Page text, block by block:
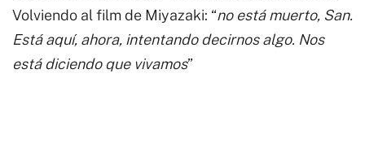
Volviendo al film de Miyazaki: “no está muerto, San.
Está aquí, ahora, intentando decirnos algo. Nos
está diciendo que vivamos”